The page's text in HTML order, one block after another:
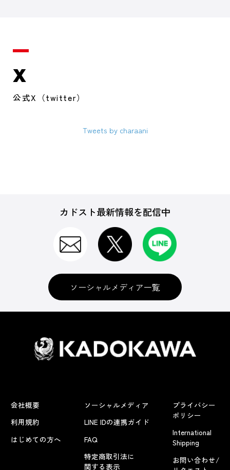
X
公式X（twitter）
Tweets by charaani
カドスト最新情報を配信中
ソーシャルメディア一覧
会社概要
利用規約
はじめての方へ
ソーシャルメディア
LINE IDの連携ガイド
FAQ
特定商取引法に
関する表示
プライバシー
ポリシー
International
Shipping
お問い合わせ/